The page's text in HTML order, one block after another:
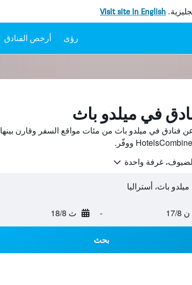
Visit site in English
رؤى أرخص الفنادق
في ميلدو باث
فنادق في ميلدو باث من مئات مواقع السفر وقارن بينها
ميلدو باث، أستراليا
ن 17/8 - ث 18/8
بحث